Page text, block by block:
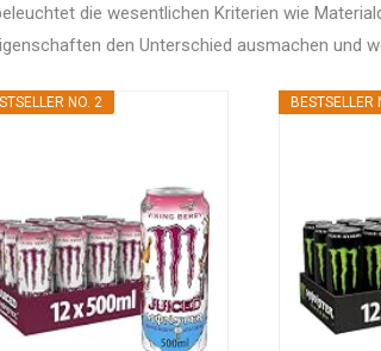
die wesentlichen Kriterien wie
den Unterschied ausmachen
NO. 2 BESTSELLER